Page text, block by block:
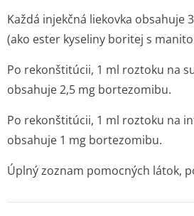
Každá injekčná liekovka obsahuje
(ako ester kyseliny boritej s
Po rekonštitúcii, 1 ml roztoku na
obsahuje 2,5 mg bortezomibu.
Po rekonštitúcii, 1 ml roztoku na
obsahuje 1 mg bortezomibu.
Úplný zoznam pomocných látok,